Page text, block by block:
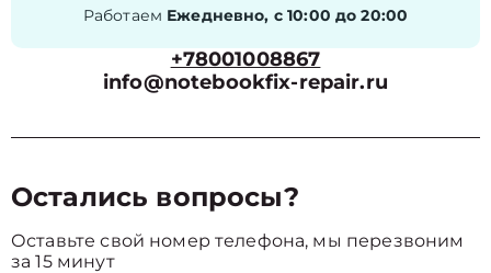
Работаем Ежедневно, с 10:00 до 20:00
+78001008867
info@notebookfix-repair.ru
Остались вопросы?
Оставьте свой номер телефона, мы перезвоним
за 15 минут